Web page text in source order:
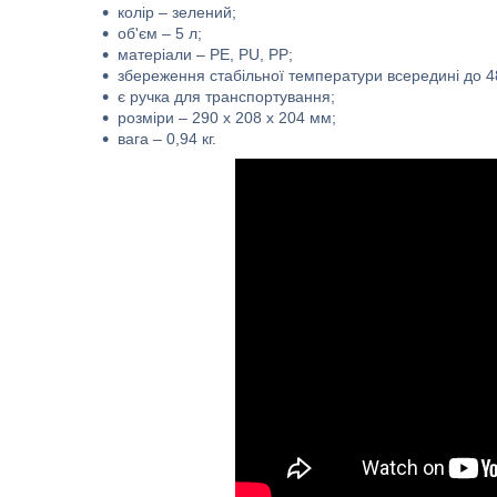
колір – зелений;
об'єм – 5 л;
матеріали – PE, PU, PP;
збереження стабільної температури всередині до
є ручка для транспортування;
розміри – 290 х 208 х 204 мм;
вага – 0,94 кг.